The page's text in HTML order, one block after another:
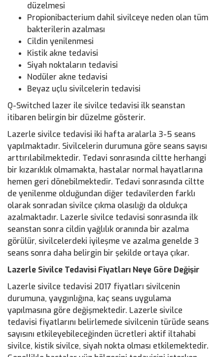
düzelmesi
Propionibacterium dahil sivilceye neden olan tüm
bakterilerin azalması
Cildin yenilenmesi
Kistik akne tedavisi
Siyah noktaların tedavisi
Nodüler akne tedavisi
Beyaz uçlu sivilcelerin tedavisi
Q-Switched lazer ile sivilce tedavisi ilk seanstan
itibaren belirgin bir düzelme gösterir.
Lazerle sivilce tedavisi iki hafta aralarla 3-5 seans
yapılmaktadır. Sivilcelerin durumuna göre seans sayısı
arttırılabilmektedir. Tedavi sonrasında ciltte herhangi
bir kızarıklık olmamakta, hastalar normal hayatlarına
hemen geri dönebilmektedir. Tedavi sonrasında ciltte
de yenilenme olduğundan diğer tedavilerden farklı
olarak sonradan sivilce çıkma olasılığı da oldukça
azalmaktadır. Lazerle sivilce tedavisi sonrasında ilk
seanstan sonra cildin yağlılık oranında bir azalma
görülür, sivilcelerdeki iyileşme ve azalma genelde 3
seans sonra daha belirgin bir şekilde ortaya çıkar.
Lazerle Sivilce Tedavisi Fiyatları Neye Göre Değişir
Lazerle sivilce tedavisi 2017 fiyatları sivilcenin
durumuna, yaygınlığına, kaç seans uygulama
yapılmasına göre değişmektedir. Lazerle sivilce
tedavisi fiyatlarını belirlemede sivilcenin türüde seans
sayısını etkileyebileceğinden ücretleri aktif iltahabi
sivilce, kistik sivilce, siyah nokta olması etkilemektedir.